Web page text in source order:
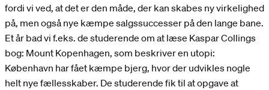
fordi vi ved, at det er den måde, der kan skabes ny virkelighed
på, men også nye kæmpe salgssuccesser på den lange bane.
Et år bad vi f.eks. de studerende om at læse Kaspar Collings
bog: Mount Kopenhagen, som beskriver en utopi:
København har fået kæmpe bjerg, hvor der udvikles nogle
helt nye fællesskaber. De studerende fik til at opgave at